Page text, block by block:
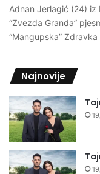
Adnan Jerlagić (24)
“Zvezda Granda”
“Mangupska”
Najnovije